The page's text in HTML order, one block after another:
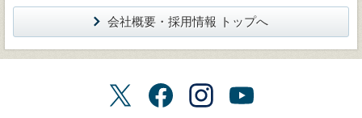
会社概要・採用情報 トップへ